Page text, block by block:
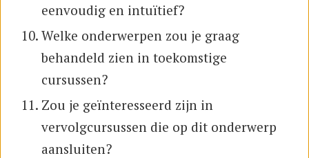
eenvoudig en intuïtief?
Welke onderwerpen zou je graag
behandeld zien in toekomstige
cursussen?
Zou je geïnteresseerd zijn in
vervolgcursussen die op dit onderwerp
aansluiten?